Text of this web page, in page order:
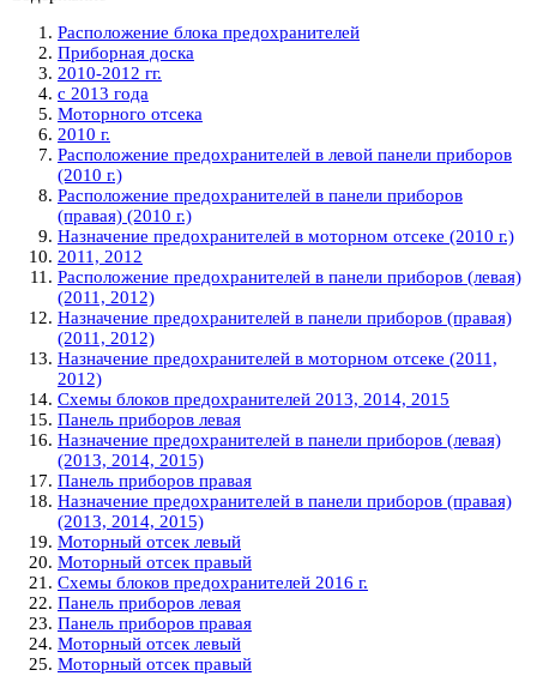
Расположение блока предохранителей
Приборная доска
2010-2012 гг.
с 2013 года
Моторного отсека
2010 г.
Расположение предохранителей в левой панели приборов
(2010 г.)
Расположение предохранителей в панели приборов
(правая) (2010 г.)
Назначение предохранителей в моторном отсеке (2010 г.)
2011, 2012
Расположение предохранителей в панели приборов (левая)
(2011, 2012)
Назначение предохранителей в панели приборов (правая)
(2011, 2012)
Назначение предохранителей в моторном отсеке (2011,
2012)
Схемы блоков предохранителей 2013, 2014, 2015
Панель приборов левая
Назначение предохранителей в панели приборов (левая)
(2013, 2014, 2015)
Панель приборов правая
Назначение предохранителей в панели приборов (правая)
(2013, 2014, 2015)
Моторный отсек левый
Моторный отсек правый
Схемы блоков предохранителей 2016 г.
Панель приборов левая
Панель приборов правая
Моторный отсек левый
Моторный отсек правый